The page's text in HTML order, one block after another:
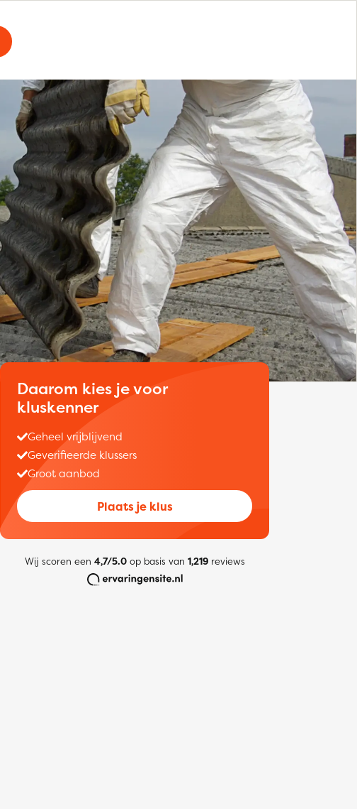
Daarom kies je voor
kluskenner
Geheel vrijblijvend
Geverifieerde klussers
Groot aanbod
Plaats je klus
Wij scoren een 4,7/5.0op basis van 1,219reviews